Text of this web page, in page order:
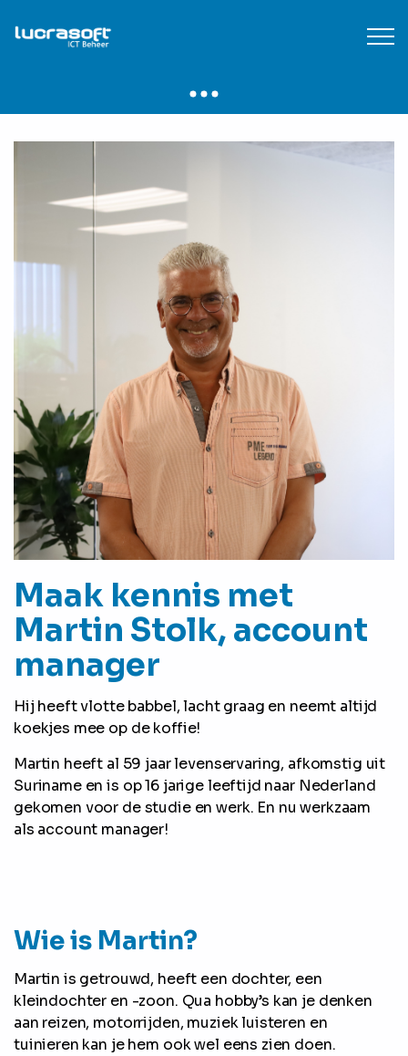
Maak kennis met
Martin Stolk, account
manager
Hij heeft vlotte babbel, lacht graag en neemt altijd
koekjes mee op de koffie!
Martin heeft al 59 jaar levenservaring, afkomstig uit
Suriname en is op 16 jarige leeftijd naar Nederland
gekomen voor de studie en werk. En nu werkzaam
als account manager!
Wie is Martin?
Martin is getrouwd, heeft een dochter, een
kleindochter en -zoon. Qua hobby’s kan je denken
aan reizen, motorrijden, muziek luisteren en
tuinieren kan je hem ook wel eens zien doen.